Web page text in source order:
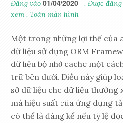
Đăng vào01/04/2020 . Được
xem .Toàn màn hình
Một trong những lợi thế của
dữ liệu sử dụng ORM
dữ liệu bộ nhớ cache một
trữ bên dưới. Điều này giúp
sở dữ liệu cho dữ liệu thường
mà hiệu suất của ứng dụng
có thể là đáng kể nếu tỷ lệ